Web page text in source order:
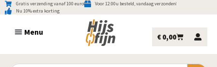
Gratis verzending vanaf 100 euro
Voor 12:00u besteld, vandaag verzonden
Nu 10% extra korting
€ 0,00